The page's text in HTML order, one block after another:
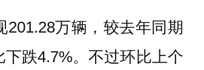
万辆，较去年同期
跌4.7%。不过环比上个